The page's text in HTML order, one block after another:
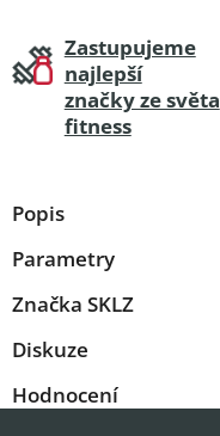
Zastupujeme
najlepší
značky ze světa
fitness
Popis
Parametry
Značka SKLZ
Diskuze
Hodnocení